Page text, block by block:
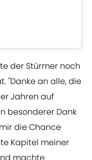
der Stürmer noch
"Danke an alle, die
Jahren auf
besonderer Dank
die Chance
Kapitel meiner